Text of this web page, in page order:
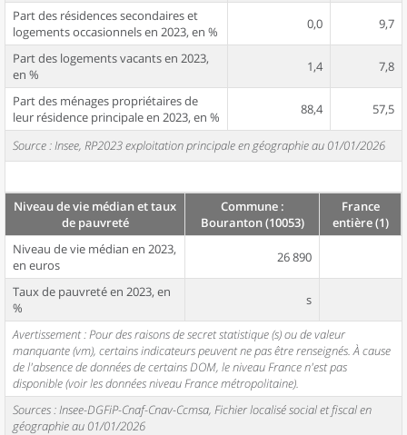
Part des résidences secondaires et
logements occasionnels en 2023, en %
0,0 9,7
Part des logements vacants en 2023,
en %
1,4 7,8
Part des ménages propriétaires de
leur résidence principale en 2023, en %
88,4 57,5
Source : Insee, RP2023 exploitation principale en géographie au 01/01/2026
Niveau de vie médian et taux
de pauvreté
Commune :
Bouranton (10053)
France
entière (1)
Niveau de vie médian en 2023,
en euros
26 890
Taux de pauvreté en 2023, en
%
s
Avertissement : Pour des raisons de secret statistique (s) ou de valeur
manquante (vm), certains indicateurs peuvent ne pas être renseignés. À cause
de l'absence de données de certains DOM, le niveau France n'est pas
disponible (voir les données niveau France métropolitaine).
Sources : Insee-DGFiP-Cnaf-Cnav-Ccmsa, Fichier localisé social et fiscal en
géographie au 01/01/2026